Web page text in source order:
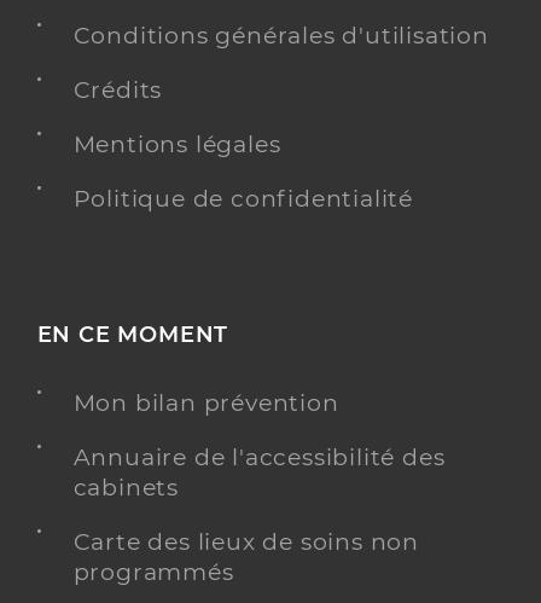
Conditions générales d'utilisation
Crédits
Mentions légales
Politique de confidentialité
EN CE MOMENT
Mon bilan prévention
Annuaire de l'accessibilité des
cabinets
Carte des lieux de soins non
programmés